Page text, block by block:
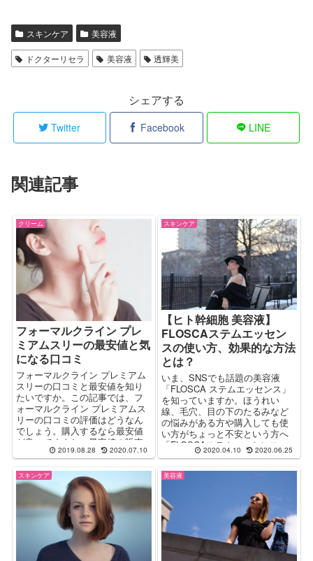
スキンケア 美容液
ドクターリセラ 美容液 透輝美
シェアする
Twitter Facebook LINE
関連記事
クリーム
フォーマルクライン プレ
ミアムスリーの最安値と気
になる口コミ
フォーマルクライン プレミアム
スリーの口コミと最安値を知り
たいですか。この記事では、フ
ォーマルクライン プレミアムス
リーの口コミの評価はどうなん
でしょう。購入するなら最安値
が良いですよね。最安値の販売
店も調べました。自分に合う化
粧品を見つけるためにもフォー
マルクライン プレミアムスリー
を試してみてください。
2019.08.28 2020.07.10
スキンケア
【ヒト幹細胞 美容液】
FLOSCAステムエッセン
スの使い方、効果的な方法
とは？
いま、SNSでも話題の美容液
「FLOSCA ステムエッセンス」
を知っていますか。ほうれい
線、毛穴、目の下のたるみなど
の悩みがある方や購入しても使
い方がちょっと不安という方へ
「FLOSCAステムエッセンスっ
て実際どうなの？」というとこ
い方や口コミの評判も解説しま
2020.04.10 2020.06.25
スキンケア 美容液